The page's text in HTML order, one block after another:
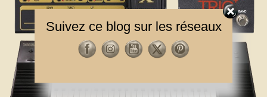
Suivez ce blog sur les réseaux